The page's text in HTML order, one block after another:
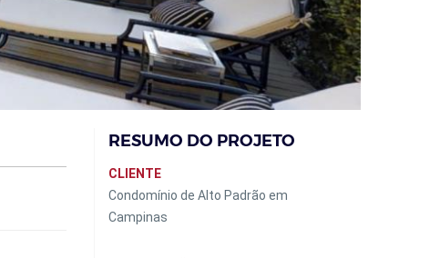
RESUMO DO PROJETO
CLIENTE
Condomínio de Alto Padrão em
Campinas